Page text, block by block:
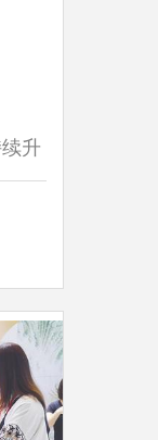
升
超
新